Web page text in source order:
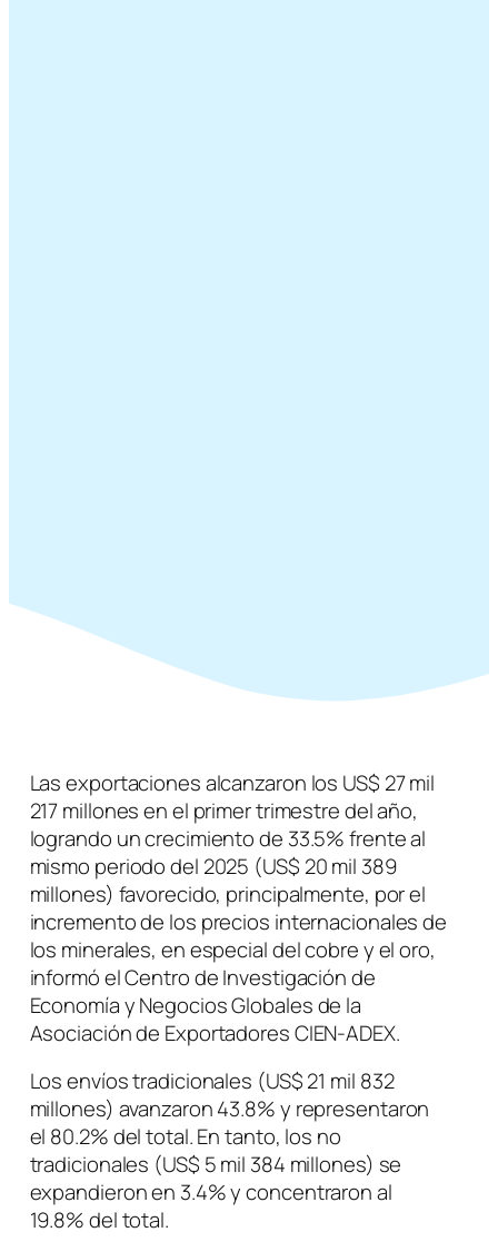
Las exportaciones alcanzaron los US$ 27 mil
217 millones en el primer trimestre del año,
logrando un crecimiento de 33.5% frente al
mismo periodo del 2025 (US$ 20 mil 389
millones) favorecido, principalmente, por el
incremento de los precios internacionales de
los minerales, en especial del cobre y el oro,
informó el Centro de Investigación de
Economía y Negocios Globales de la
Asociación de Exportadores CIEN-ADEX.
Los envíos tradicionales (US$ 21 mil 832
millones) avanzaron 43.8% y representaron
el 80.2% del total. En tanto, los no
tradicionales (US$ 5 mil 384 millones) se
expandieron en 3.4% y concentraron al
19.8% del total.